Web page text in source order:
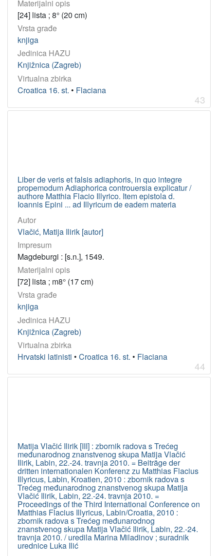
Materijalni opis
[24] lista ; 8° (20 cm)
Vrsta građe
knjiga
Jedinica HAZU
Knjižnica (Zagreb)
Virtualna zbirka
Croatica 16. st. • Flaciana
43
Liber de veris et falsis adiaphoris, in quo integre
propemodum Adiaphorica controuersia explicatur /
authore Matthia Flacio Illyrico. Item epistola d.
Ioannis Epini ... ad Illyricum de eadem materia
Autor
Vlačić, Matija Ilirik [autor]
Impresum
Magdeburgi : [s.n.], 1549.
Materijalni opis
[72] lista ; m8° (17 cm)
Vrsta građe
knjiga
Jedinica HAZU
Knjižnica (Zagreb)
Virtualna zbirka
Hrvatski latinisti • Croatica 16. st. • Flaciana
44
Matija Vlačić Ilirik [III] : zbornik radova s Trećeg
međunarodnog znanstvenog skupa Matija Vlačić
Ilirik, Labin, 22.-24. travnja 2010. = Beiträge der
dritten internationalen Konferenz zu Matthias Flacius
Illyricus, Labin, Kroatien, 2010 : zbornik radova s
Trećeg međunarodnog znanstvenog skupa Matija
Vlačić Ilirik, Labin, 22.-24. travnja 2010. =
Proceedings of the Third International Conference on
Matthias Flacius Illyricus, Labin/Croatia, 2010 :
zbornik radova s Trećeg međunarodnog
znanstvenog skupa Matija Vlačić Ilirik, Labin, 22.-24.
travnja 2010. / uredila Marina Miladinov ; suradnik
urednice Luka Ilić